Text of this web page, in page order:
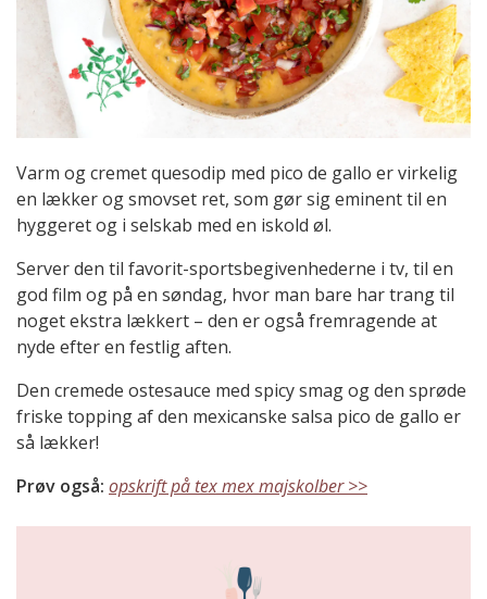
Varm og cremet quesodip med pico de gallo er virkelig
en lækker og smovset ret, som gør sig eminent til en
hyggeret og i selskab med en iskold øl.
Server den til favorit-sportsbegivenhederne i tv, til en
god film og på en søndag, hvor man bare har trang til
noget ekstra lækkert – den er også fremragende at
nyde efter en festlig aften.
Den cremede ostesauce med spicy smag og den sprøde
friske topping af den mexicanske salsa pico de gallo er
så lækker!
Prøv også: opskrift på tex mex majskolber >>